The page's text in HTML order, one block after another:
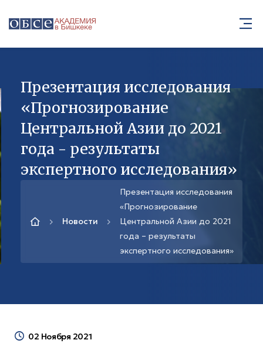
Презентация исследования
«Прогнозирование
Центральной Азии до 2021
года - результаты
экспертного исследования»
Новости
Презентация исследования
«Прогнозирование
Центральной Азии до 2021
года – результаты
экспертного исследования»
02 Ноября 2021